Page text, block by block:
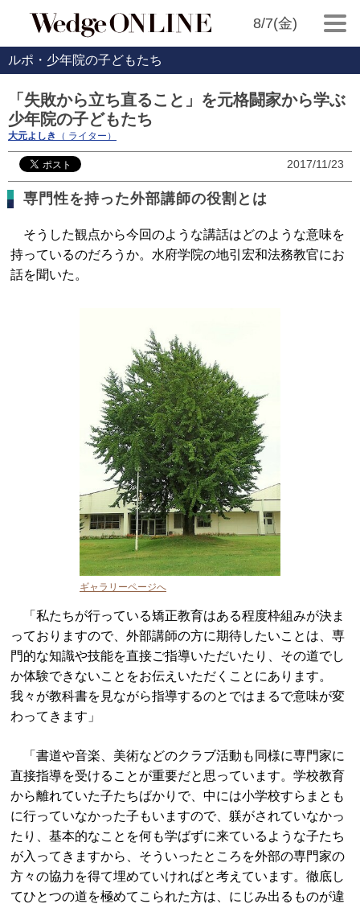
8/7(金)
ルポ・少年院の子どもたち
「失敗から立ち直ること」を元格闘家から学ぶ
少年院の子どもたち
大元よしき （ ライター）
2017/11/23
専門性を持った外部講師の役割とは
そうした観点から今回のような講話はどのような意味を
持っているのだろうか。水府学院の地引宏和法務教官にお
話を聞いた。
ギャラリーページへ
「私たちが行っている矯正教育はある程度枠組みが決ま
っておりますので、外部講師の方に期待したいことは、専
門的な知識や技能を直接ご指導いただいたり、その道でし
か体験できないことをお伝えいただくことにあります。
我々が教科書を見ながら指導するのとではまるで意味が変
わってきます」
「書道や音楽、美術などのクラブ活動も同様に専門家に
直接指導を受けることが重要だと思っています。学校教育
から離れていた子たちばかりで、中には小学校すらまとも
に行っていなかった子もいますので、躾がされていなかっ
たり、基本的なことを何も学ばずに来ているような子たち
が入ってきますから、そういったところを外部の専門家の
方々の協力を得て埋めていければと考えています。徹底し
てひとつの道を極めてこられた方は、にじみ出るものが違